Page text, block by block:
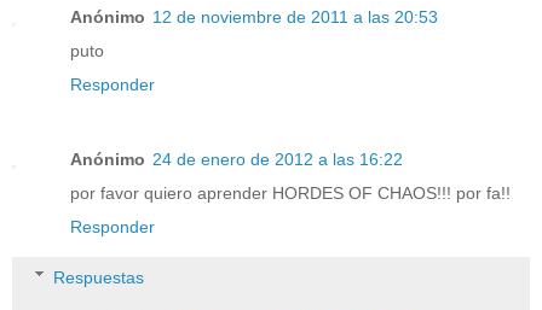
Anónimo 12 de noviembre de 2011 a las 20:53
puto
Responder
Anónimo 24 de enero de 2012 a las 16:22
por favor quiero aprender HORDES OF CHAOS!!! por fa!!
Responder
Respuestas